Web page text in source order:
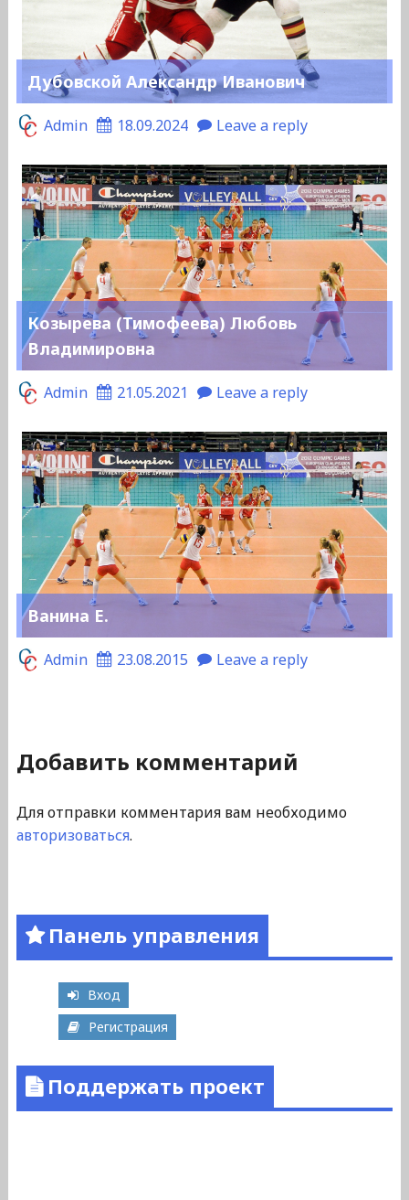
Дубовской Александр Иванович
Admin 18.09.2024 Leave a reply
Козырева (Тимофеева) Любовь
Владимировна
Admin 21.05.2021 Leave a reply
Ванина Е.
Admin 23.08.2015 Leave a reply
Добавить комментарий
Для отправки комментария вам необходимо
авторизоваться.
Панель управления
Вход
Регистрация
Поддержать проект